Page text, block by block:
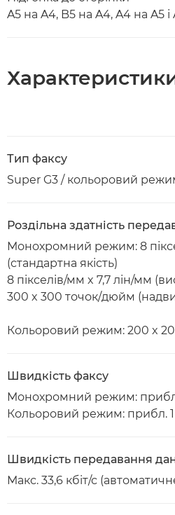
A5 на A4, B5 на A4, A4 на A5
Тип факсу
Super G3 / кольоровий
Роздільна здатність
Монохромний режим: 8
(стандартна якість)
8 пікселів/мм x 7,7 лін/мм
300 x 300 точок/дюйм
Кольоровий режим: 200 x
Швидкість факсу
Монохромний режим:
Кольоровий режим: прибл. 1
Швидкість передавання
Макс. 33,6 кбіт/с